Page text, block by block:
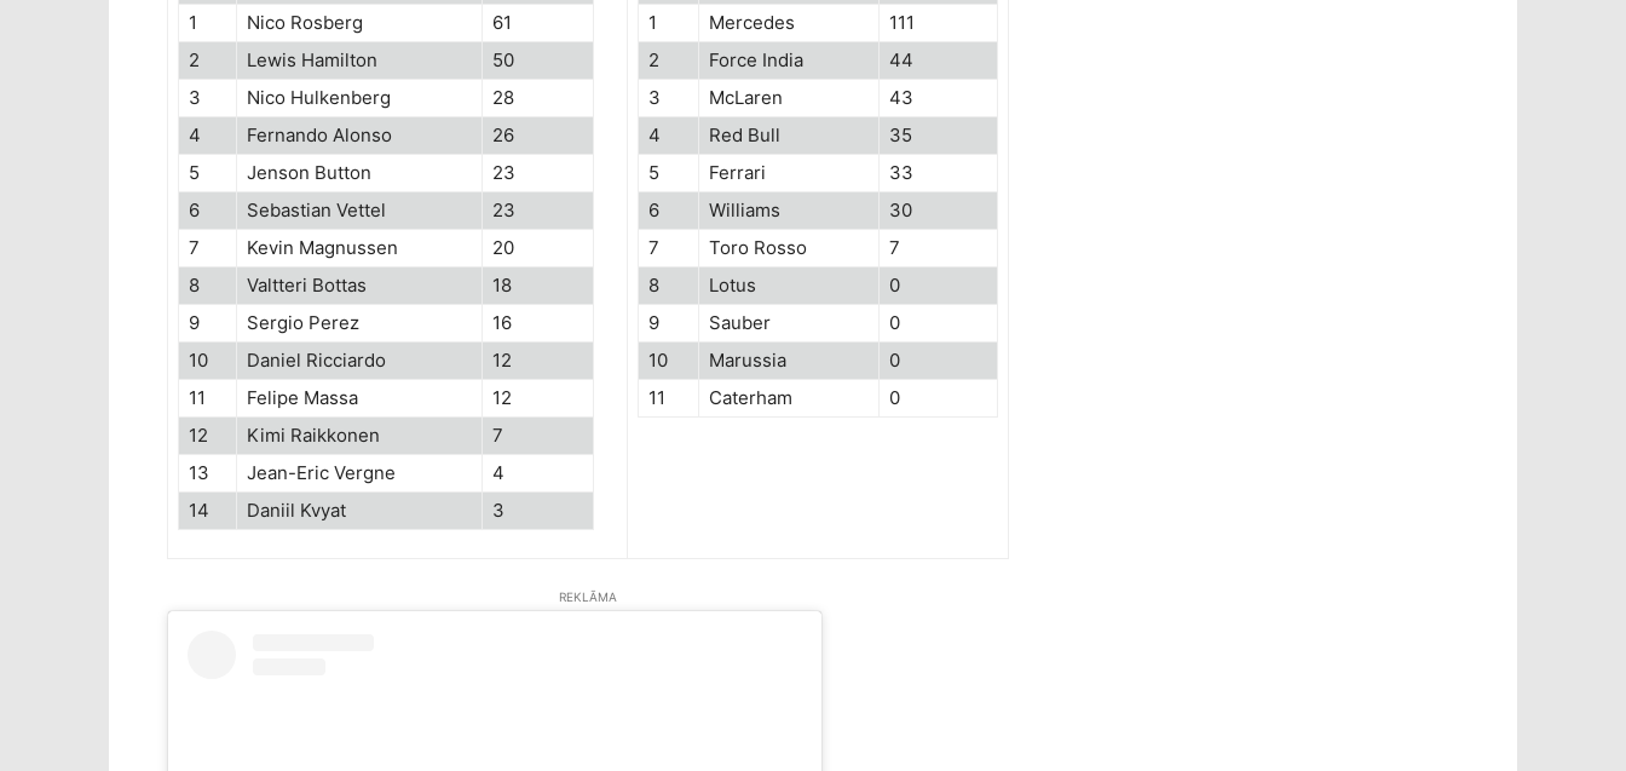
1
Nico Rosberg
61
2
Lewis Hamilton
50
3
Nico Hulkenberg
28
4
Fernando Alonso
26
5
Jenson Button
23
6
Sebastian Vettel
23
7
Kevin Magnussen
20
8
Valtteri Bottas
18
9
Sergio Perez
16
10
Daniel Ricciardo
12
11
Felipe Massa
12
12
Kimi Raikkonen
7
13
Jean-Eric Vergne
4
14
Daniil Kvyat 3
1
Mercedes
111
2
Force India
44
3
McLaren
43
4
Red Bull
35
5
Ferrari
33
6
Williams
30
7
Toro Rosso
7
8
Lotus
0
9
Sauber
0
10
Marussia
0
11
Caterham 0
REKLĀMA